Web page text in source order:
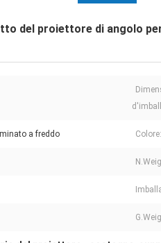
del proiettore di angolo
a freddo Colore: